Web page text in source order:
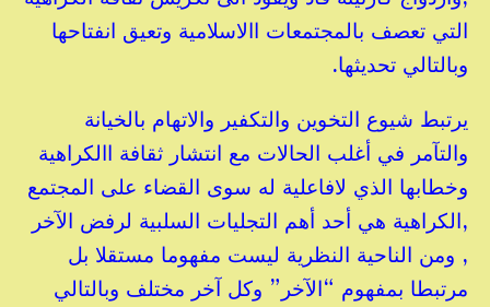
التي تعصف بالمجتمعات االاسلامية وتعيق انفتاحها
وبالتالي تحديثها.
يرتبط شيوع التخوين والتكفير والاتهام بالخيانة
والتآمر في أغلب الحالات مع انتشار ثقافة االكراهية
وخطابها الذي لافاعلية له سوى القضاء على المجتمع
,الكراهية هي أحد أهم التجليات السلبية لرفض الآخر
, ومن الناحية النظرية ليست مفهوما مستقلا بل
مرتبطا بمفهوم “الآخر” وكل آخر مختلف وبالتالي